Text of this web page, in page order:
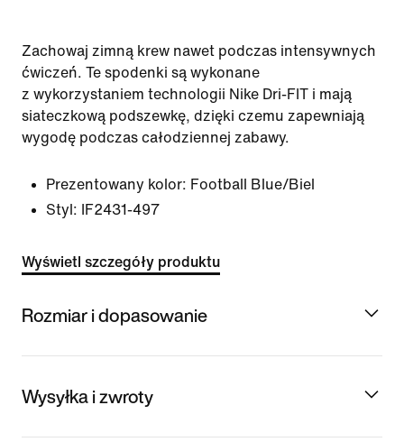
Zachowaj zimną krew nawet podczas intensywnych
ćwiczeń. Te spodenki są wykonane
z wykorzystaniem technologii Nike Dri-FIT i mają
siateczkową podszewkę, dzięki czemu zapewniają
wygodę podczas całodziennej zabawy.
Prezentowany kolor: Football Blue/Biel
Styl:
IF2431-497
Wyświetl szczegóły produktu
Rozmiar i dopasowanie
Wysyłka i zwroty